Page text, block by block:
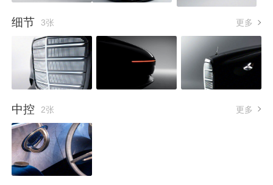
细节 3张 更多
中控 2张 更多